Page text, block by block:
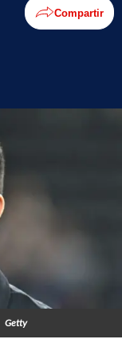
Compartir
Getty